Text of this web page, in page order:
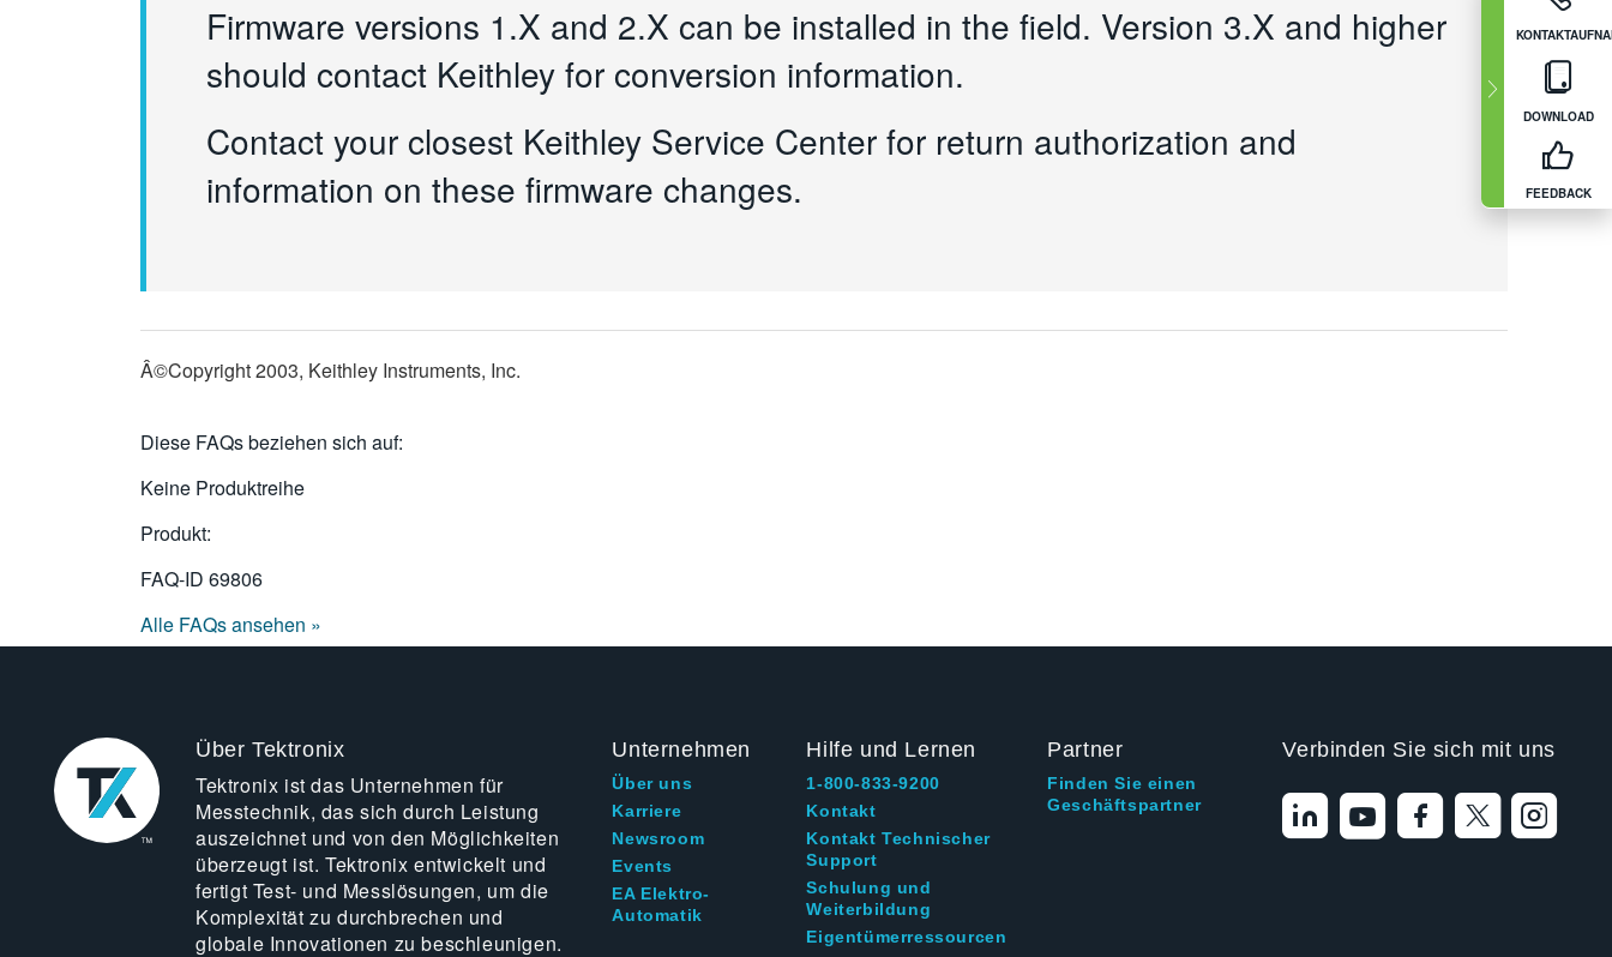
DOWNLOAD
FEEDBACK
Firmware versions 1.X and 2.X can be installed in the field. Version 3.X and higher
should contact Keithley for conversion information.
Contact your closest Keithley Service Center for return authorization and
information on these firmware changes.
Â©Copyright 2003, Keithley Instruments, Inc.
Diese FAQs beziehen sich auf:
Keine Produktreihe
Produkt:
FAQ-ID 69806
Alle FAQs ansehen »
Über Tektronix
Tektronix ist das Unternehmen für
Messtechnik, das sich durch Leistung
auszeichnet und von den Möglichkeiten
überzeugt ist. Tektronix entwickelt und
fertigt Test- und Messlösungen, um die
Komplexität zu durchbrechen und
globale Innovationen zu beschleunigen.
Unternehmen
Über uns
Karriere
Newsroom
Events
EA Elektro-
Automatik
Hilfe und Lernen
1-800-833-9200
Kontakt
Kontakt Technischer
Support
Schulung und
Weiterbildung
Eigentümerressourcen
Partner
Finden Sie einen
Geschäftspartner
Verbinden Sie sich mit uns